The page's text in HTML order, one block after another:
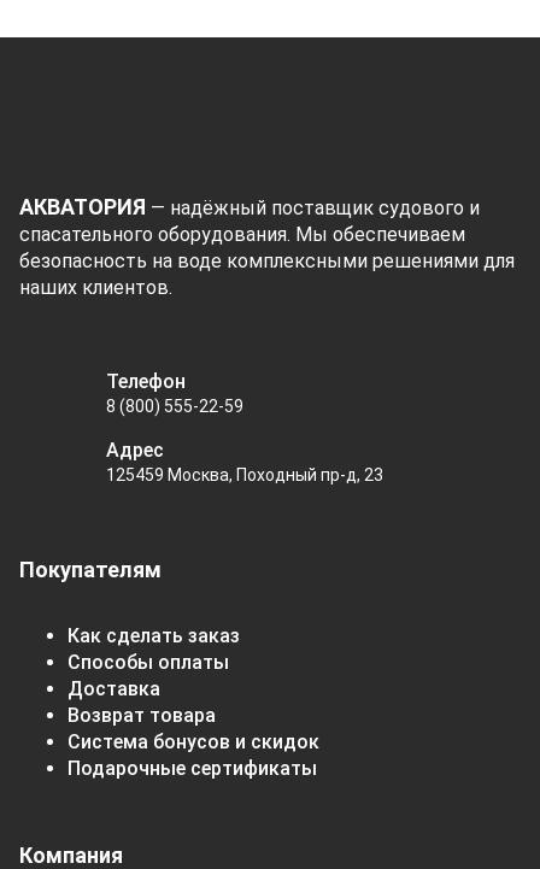
АКВАТОРИЯ — надёжный поставщик судового и
спасательного оборудования. Мы обеспечиваем
безопасность на воде комплексными решениями для
наших клиентов.
Покупателям
Как сделать заказ
Способы оплаты
Доставка
Возврат товара
Система бонусов и скидок
Подарочные сертификаты
Компания
Телефон
8 (800) 555-22-59
Адрес
125459 Москва, Походный пр-д, 23